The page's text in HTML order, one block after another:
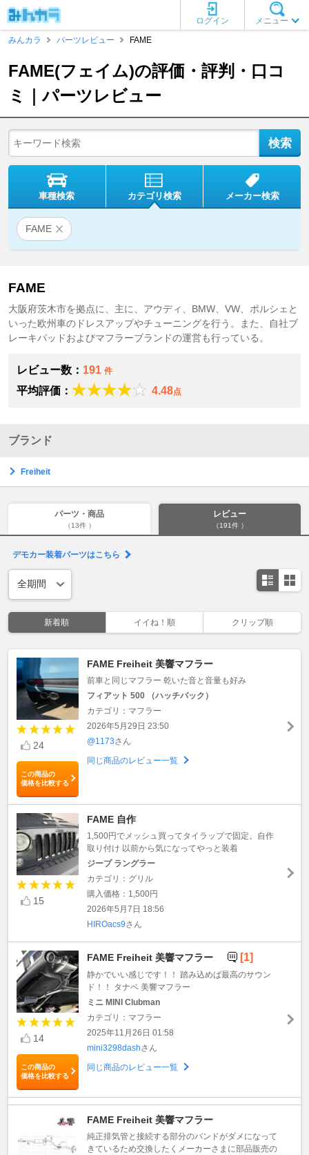
メニュー
ログイン
みんカラ
パーツレビュー FAME
FAME(フェイム)の評価・評判・口コ
ミ｜パーツレビュー
車種検索 カテゴリ検索 メーカー検索
FAME
FAME
大阪府茨木市を拠点に、主に、アウディ、BMW、VW、ポルシェと
いった欧州車のドレスアップやチューニングを行う。また、自社ブ
レーキパッドおよびマフラーブランドの運営も行っている。
レビュー数： 191 件
平均評価： 4.48点
ブランド
Freiheit
パーツ・商品
（13件 ）
レビュー
（191件 ）
デモカー装着パーツはこちら
新着順 イイね！順 クリップ順
24
この商品の
価格を比較する
FAME Freiheit 美響マフラー
前車と同じマフラー 乾いた音と音量も好み
フィアット 500 （ハッチバック）
カテゴリ：マフラー
2026年5月29日 23:50
@1173さん
同じ商品のレビュー一覧
15
FAME 自作
1,500円でメッシュ買ってタイラップで固定。自作
取り付け 以前から気になってやっと装着
ジープ ラングラー
カテゴリ：グリル
購入価格：1,500円
2026年5月7日 18:56
HIROacs9さん
14
この商品の
価格を比較する
FAME Freiheit 美響マフラー [1]
静かでいい感じです！！ 踏み込めば最高のサウン
ド！！ タナベ 美響マフラー
ミニ MINI Clubman
カテゴリ：マフラー
2025年11月26日 01:58
mini3298dashさん
同じ商品のレビュー一覧
FAME Freiheit 美響マフラー
純正排気管と接続する部分のバンドがダメになって
きているため交換したくメーカーさまに部品販売の